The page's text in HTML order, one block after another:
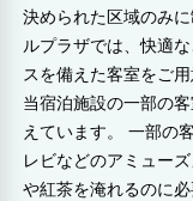
決められた区域のみ
ルプラザでは、快適
スを備えた客室をご
当宿泊施設の一部の
えています。 一部の
レビなどのアミュー
や紅茶を淹れるのに